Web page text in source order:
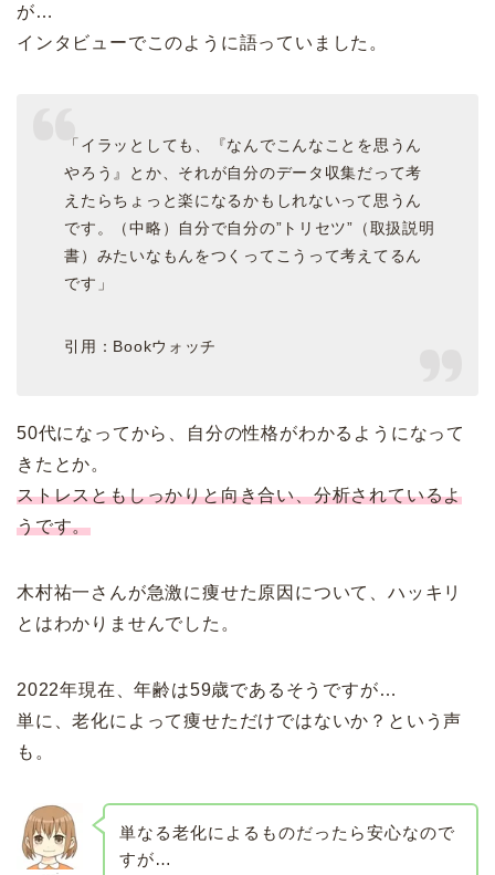
が…
インタビューでこのように語っていました。
「イラッとしても、『なんでこんなことを思うん
やろう』とか、それが自分のデータ収集だって考
えたらちょっと楽になるかもしれないって思うん
です。（中略）自分で自分の”トリセツ”（取扱説明
書）みたいなもんをつくってこうって考えてるん
です」
引用：Bookウォッチ
50代になってから、自分の性格がわかるようになって
きたとか。
ストレスともしっかりと向き合い、分析されているよ
うです。
木村祐一さんが急激に痩せた原因について、ハッキリ
とはわかりませんでした。
2022年現在、年齢は59歳であるそうですが…
単に、老化によって痩せただけではないか？という声
も。
単なる老化によるものだったら安心なので
すが…